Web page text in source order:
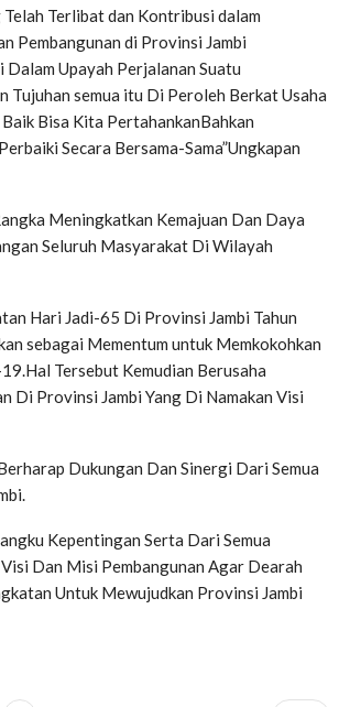
Terlibat dan Kontribusi dalam
Pembangunan di Provinsi Jambi
Dalam Upayah Perjalanan Suatu
Tujuhan semua itu Di Peroleh Berkat Usaha
Bisa Kita PertahankanBahkan
Secara Bersama-Sama”Ungkapan
Meningkatkan Kemajuan Dan Daya
Seluruh Masyarakat Di Wilayah
Hari Jadi-65 Di Provinsi Jambi Tahun
sebagai Mementum untuk Memkokohkan
Tersebut Kemudian Berusaha
Di Provinsi Jambi Yang Di Namakan Visi
Dukungan Dan Sinergi Dari Semua
Kepentingan Serta Dari Semua
Dan Misi Pembangunan Agar Dearah
Untuk Mewujudkan Provinsi Jambi